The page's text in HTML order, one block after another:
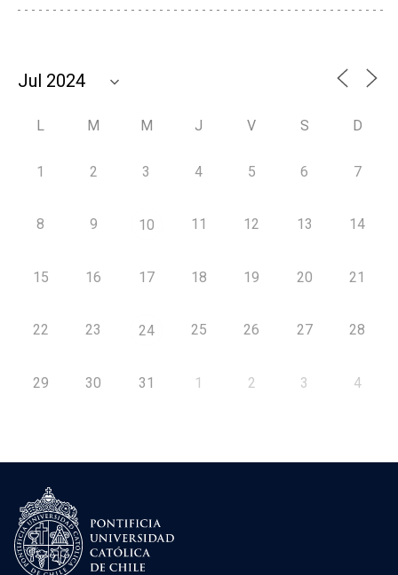
L M M J V S D
1 2 3 4 5 6 7
8 9 10 11 12 13 14
15 16 17 18 19 20 21
22 23 24 25 26 27 28
29 30 31 1 2 3 4